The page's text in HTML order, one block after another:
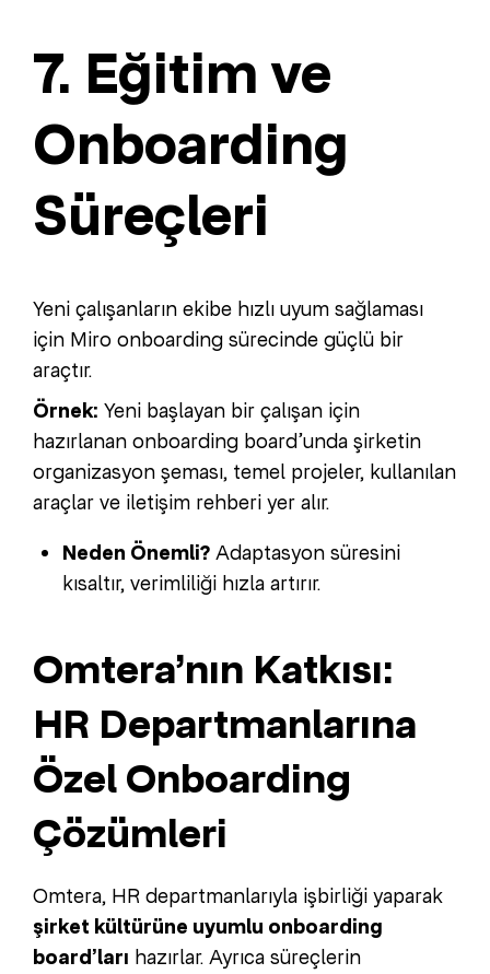
7. Eğitim ve
Onboarding
Süreçleri
Yeni çalışanların ekibe hızlı uyum sağlaması
için Miro onboarding sürecinde güçlü bir
araçtır.
Örnek: Yeni başlayan bir çalışan için
hazırlanan onboarding board’unda şirketin
organizasyon şeması, temel projeler, kullanılan
araçlar ve iletişim rehberi yer alır.
Neden Önemli? Adaptasyon süresini
kısaltır, verimliliği hızla artırır.
Omtera’nın Katkısı:
HR Departmanlarına
Özel Onboarding
Çözümleri
Omtera, HR departmanlarıyla işbirliği yaparak
şirket kültürüne uyumlu onboarding
board’ları hazırlar. Ayrıca süreçlerin